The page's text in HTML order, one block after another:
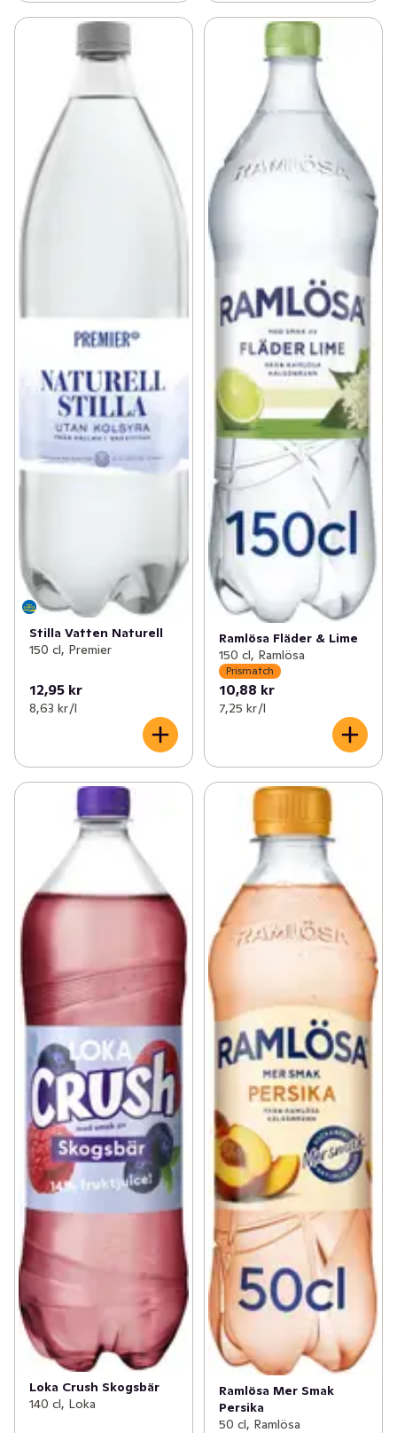
Stilla Vatten Naturell
150 cl, Premier
12,95 kr
8,63 kr /l
Ramlösa Fläder & Lime
150 cl, Ramlösa
Prismatch
10,88 kr
7,25 kr /l
Loka Crush Skogsbär
140 cl, Loka
Ramlösa Mer Smak
Persika
50 cl, Ramlösa